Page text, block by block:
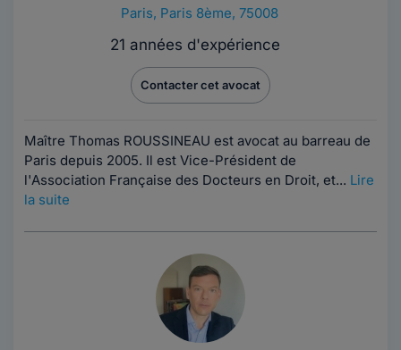
Paris, Paris 8ème, 75008
21 années d'expérience
Contacter cet avocat
Maître Thomas ROUSSINEAU est avocat au barreau de
Paris depuis 2005. Il est Vice-Président de
l'Association Française des Docteurs en Droit, et... Lire
la suite